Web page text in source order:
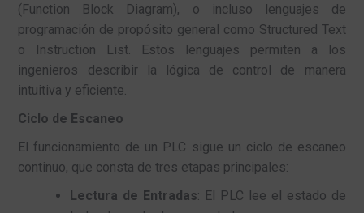
(Function Block Diagram), o incluso lenguajes de
programación de propósito general como Structured Text
o Instruction List. Estos lenguajes permiten a los
ingenieros describir la lógica de control de manera
intuitiva y eficiente.
Ciclo de Escaneo
El funcionamiento de un PLC sigue un ciclo de escaneo
continuo, que consta de tres etapas principales:
Lectura de Entradas: El PLC lee el estado de